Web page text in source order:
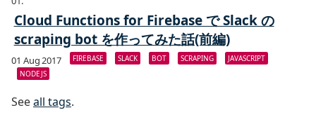
Cloud Functions for Firebase で Slack の
scraping bot を作ってみた話(前編)
01 Aug 2017 FIREBASE SLACK BOT SCRAPING
JAVASCRIPT
NODEJS
Seeall tags.